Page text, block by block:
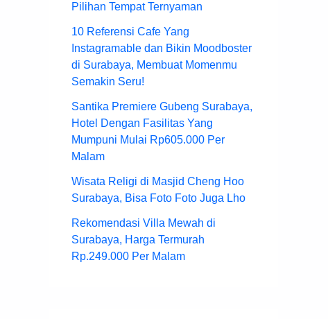
Pilihan Tempat Ternyaman
10 Referensi Cafe Yang
Instagramable dan Bikin Moodboster
di Surabaya, Membuat Momenmu
Semakin Seru!
Santika Premiere Gubeng Surabaya,
Hotel Dengan Fasilitas Yang
Mumpuni Mulai Rp605.000 Per
Malam
Wisata Religi di Masjid Cheng Hoo
Surabaya, Bisa Foto Foto Juga Lho
Rekomendasi Villa Mewah di
Surabaya, Harga Termurah
Rp.249.000 Per Malam